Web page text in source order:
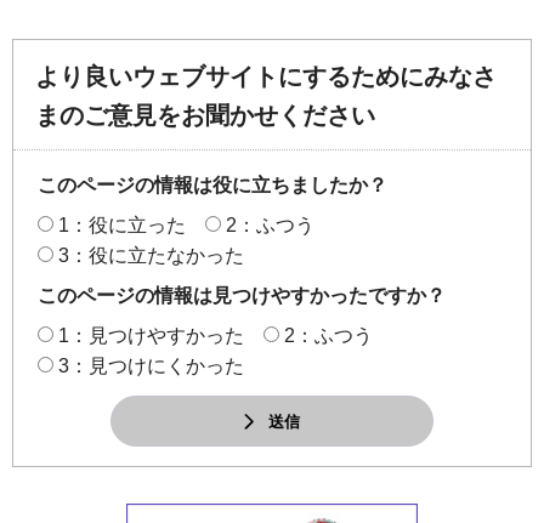
より良いウェブサイトにするためにみなさ
まのご意見をお聞かせください
このページの情報は役に立ちましたか？
1：役に立った
2：ふつう
3：役に立たなかった
このページの情報は見つけやすかったですか？
1：見つけやすかった
2：ふつう
3：見つけにくかった
送信